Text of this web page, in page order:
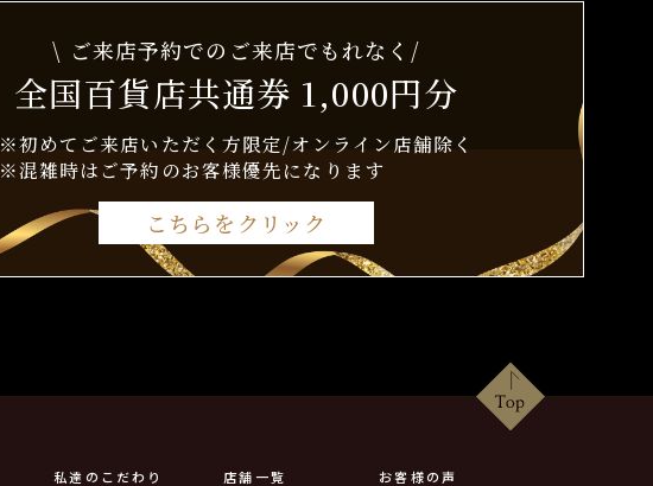
\ ご来店予約でのご来店でもれなく/
全国百貨店共通券 1,000円分
※初めてご来店いただく方限定/オンライン店舗除く
※混雑時はご予約のお客様優先になります
こちらをクリック
私達のこだわり 店舗一覧 お客様の声